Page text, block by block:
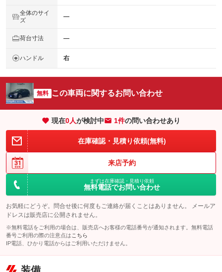
全体のサイ
ズ
―
荷台寸法 ―
ハンドル 右
無料 この車両に関するお問い合わせ
現在0人が検討中 1件の問い合わせあり
在庫確認・見積り依頼(無料)
来店予約
まずは在庫確認・見積り依頼
無料電話でお問い合わせ
お気軽にどうぞ。問合せ後に何度もご連絡が届くことはありません。 メールア
ドレスは販売店に公開されません。
※無料電話をご利用の場合は、販売店へお客様の電話番号が通知されます。無料電話
番号ご利用の際の注意点は こちら
IP電話、ひかり電話からはご利用いただけません。